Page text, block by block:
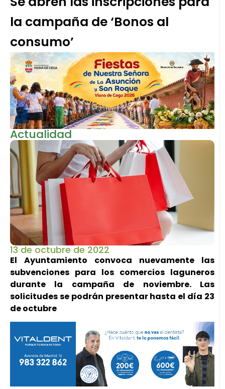
la campaña de ‘Bonos al
consumo’
Actualidad
13 de octubre de 2022
El Ayuntamiento convoca nuevamente las
subvenciones para los comercios laguneros
durante la campaña de noviembre. Las
solicitudes se podrán presentar hasta el día 23
de octubre